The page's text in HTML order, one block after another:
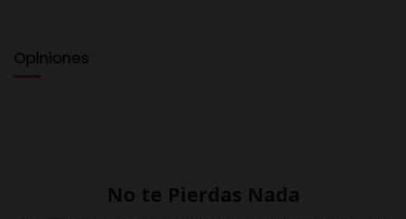
Opiniones
No te Pierdas Nada